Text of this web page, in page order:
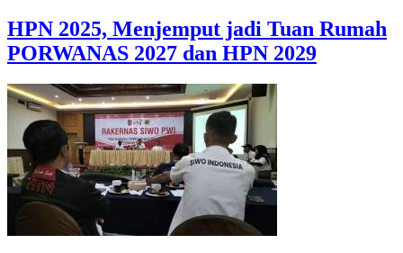
HPN 2025, Menjemput jadi Tuan Rumah
PORWANAS 2027 dan HPN 2029